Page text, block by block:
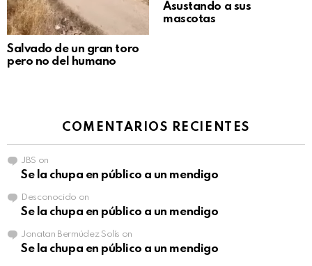
Salvado de un gran toro
pero no del humano
Asustando a sus
mascotas
COMENTARIOS RECIENTES
JBS on
Se la chupa en público a un mendigo
Desconocido on
Se la chupa en público a un mendigo
Jonatan Bermúdez Solís on
Se la chupa en público a un mendigo